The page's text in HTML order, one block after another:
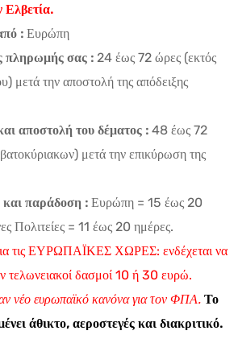
Ελβετία.
: Ευρώπη
πληρωμής σας : 24 έως 72 ώρες (εκτός
μετά την αποστολή της απόδειξης
αποστολή του δέματος : 48 έως 72
μετά την επικύρωση της
και παράδοση : Ευρώπη = 15 έως 20
Πολιτείες = 11 έως 20 ημέρες.
τις ΕΥΡΩΠΑΪΚΕΣ ΧΩΡΕΣ: ενδέχεται να
τελωνειακοί δασμοί 10 ή 30 ευρώ.
νέο ευρωπαϊκό κανόνα για τον ΦΠΑ. Το
άθικτο, αεροστεγές και διακριτικό.